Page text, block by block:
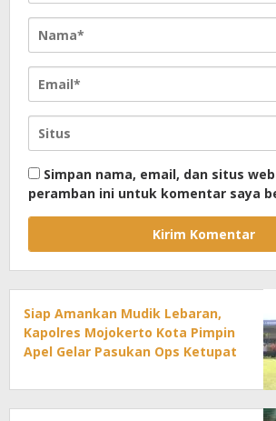
Simpan nama, email, dan situs
peramban ini untuk komentar saya
Siap Amankan Mudik Lebaran,
Kapolres Mojokerto Kota Pimpin
Apel Gelar Pasukan Ops Ketupat